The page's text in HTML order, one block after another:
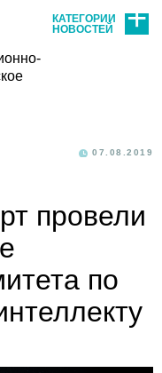
КАТЕГОРИИ
НОВОСТЕЙ
07.08.2019
провели
по